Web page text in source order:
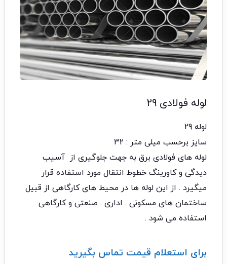
لوله فولادی 29
لوله 29
سایز برحسب میلی متر : 32
لوله های فولادی برق به جهت جلوگیری از آسیب
دیدگی و کاورینگ خطوط انتقال مورد استفاده قرار
میگیرد . از این لوله ها در محیط های کارگاهی از قبیل
ساختمان های مسکونی . اداری . صنعتی و کارگاهی
استفاده می شود .
برای استعلام قیمت تماس بگیرید